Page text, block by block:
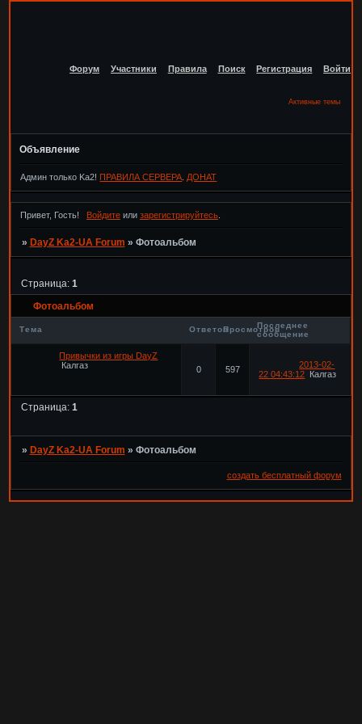
Форум Участники Правила Поиск Регистрация Войти
Активные темы
Объявление
Админ только Ka2! ПРАВИЛА СЕРВЕРА ДОНАТ
Привет, Гость! Войдитеили зарегистрируйтесь.
» DayZ Ka2-UA Forum » Фотоальбом
Фотоальбом
Страница: 1
Тема ОтветовПросмотровПоследнее
сообщение
Привычки из игры DayZ
Калгаз
0 597
2013-02-
22 04:43:12 Калгаз
Страница: 1
» DayZ Ka2-UA Forum » Фотоальбом
создать бесплатный форум